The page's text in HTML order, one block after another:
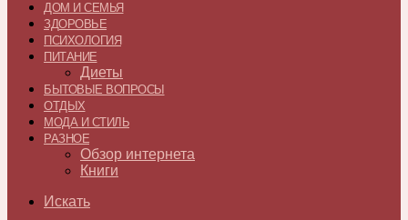
ДОМ И СЕМЬЯ
ЗДОРОВЬЕ
ПСИХОЛОГИЯ
ПИТАНИЕ
Диеты
БЫТОВЫЕ ВОПРОСЫ
ОТДЫХ
МОДА И СТИЛЬ
РАЗНОЕ
Обзор интернета
Книги
Искать